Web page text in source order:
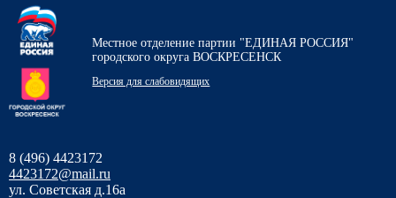
Местное отделение партии "ЕДИНАЯ РОССИЯ"
городского округа ВОСКРЕСЕНСК
Версия для слабовидящих
8 (496) 4423172
4423172@mail.ru
ул. Советская д.16а